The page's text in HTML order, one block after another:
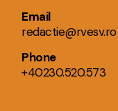
Email
redactie@rvesv.ro
Phone
+40230.520.573